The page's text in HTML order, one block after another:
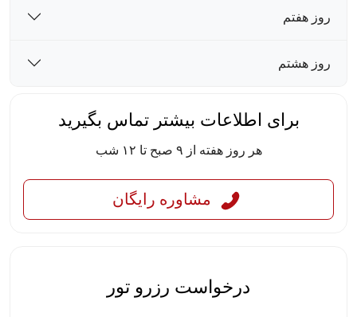
روز هفتم
روز هشتم
برای اطلاعات بیشتر تماس بگیرید
هر روز هفته از ۹ صبح تا ۱۲ شب
مشاوره رایگان
درخواست رزرو تور